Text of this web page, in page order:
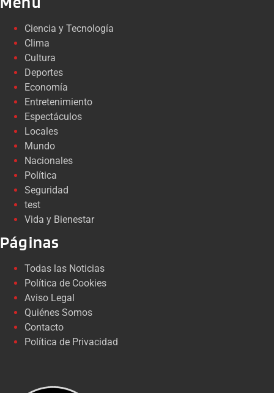
Ciencia y Tecnología
Clima
Cultura
Deportes
Economía
Entretenimiento
Espectáculos
Locales
Mundo
Nacionales
Política
Seguridad
test
Vida y Bienestar
Páginas
Todas las Noticias
Política de Cookies
Aviso Legal
Quiénes Somos
Contacto
Política de Privacidad